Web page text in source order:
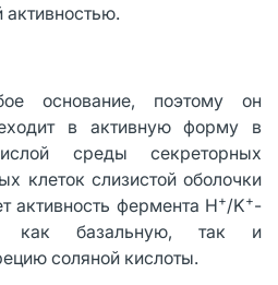
основание, поэтому он
в активную форму в
среды секреторных
клеток слизистой оболочки
активность фермента H+/K+-
как базальную, так и
соляной кислоты.